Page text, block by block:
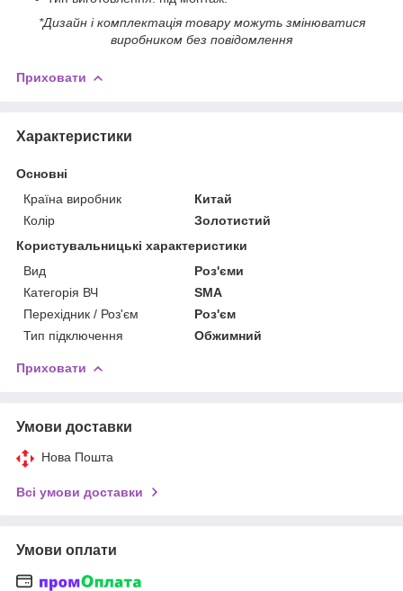
*Дизайн і комплектація товару можуть змінюватися
виробником без повідомлення
Приховати
Характеристики
Основні
Країна виробник
Китай
Колір
Золотистий
Користувальницькі характеристики
Вид
Роз'єми
Категорія ВЧ
SMA
Перехідник / Роз'єм
Роз'єм
Тип підключення
Обжимний
Приховати
Умови доставки
Нова Пошта
Всі умови доставки
Умови оплати